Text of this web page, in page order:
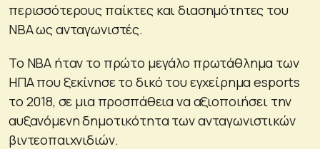
περισσότερους παίκτες και διασημότητες του
NBA ως ανταγωνιστές.
Το NBA ήταν το πρώτο μεγάλο πρωτάθλημα των
ΗΠΑ που ξεκίνησε το δικό του εγχείρημα esports
το 2018, σε μια προσπάθεια να αξιοποιήσει την
αυξανόμενη δημοτικότητα των ανταγωνιστικών
βιντεοπαιχνιδιών.